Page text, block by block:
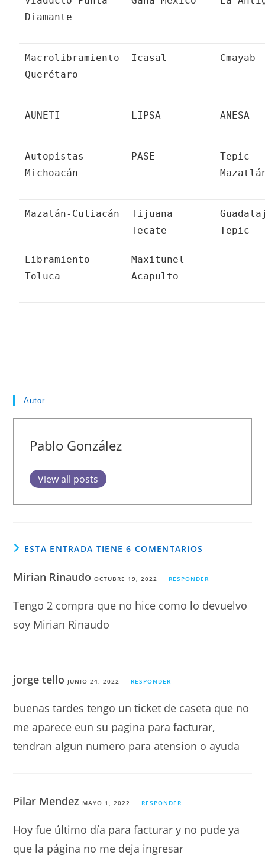
Diamante
Macrolibramiento
Querétaro
Icasal Cmayab
AUNETI LIPSA ANESA
Autopistas
Michoacán
PASE
Tepic-
Mazatán-Culiacán
Tijuana
Tecate
Tepic
Libramiento
Toluca
Maxitunel
Acapulto
Autor
Pablo González
View all posts
ESTA ENTRADA TIENE 6 COMENTARIOS
Mirian RinaudoOCTUBRE 19, 2022 RESPONDER
Tengo 2 compra que no hice como lo devuelvo
soy Mirian Rinaudo
jorge tello JUNIO 24, 2022 RESPONDER
buenas tardes tengo un ticket de caseta que no
me aparece eun su pagina para facturar,
tendran algun numero para atension o ayuda
Pilar Mendez MAYO 1, 2022 RESPONDER
Hoy fue último día para facturar y no pude ya
que la página no me deja ingresar